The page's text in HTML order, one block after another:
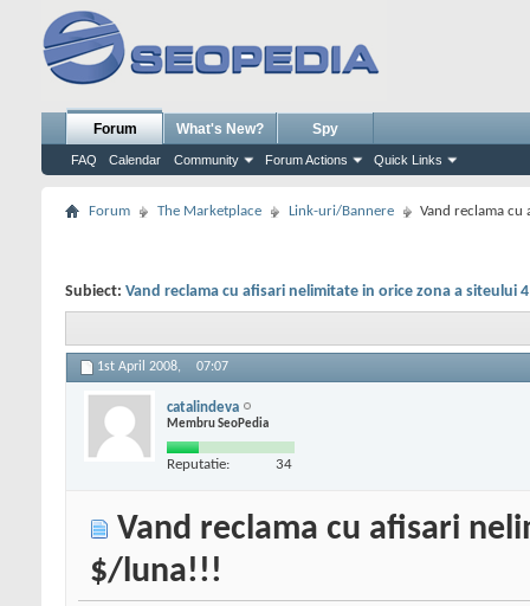
Forum
FAQ Calendar Community Forum Actions Quick Links
What's New? Spy
Forum The Marketplace Link-uri/Bannere Vand reclama
Subiect: Vand reclama cu afisari nelimitate in orice zona a siteului
1st April 2008, 07:07
catalindeva
Membru SeoPedia
Reputatie: 34
Vand reclama cu afisari
$/luna!!!